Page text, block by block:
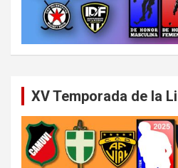
XV Temporada de la